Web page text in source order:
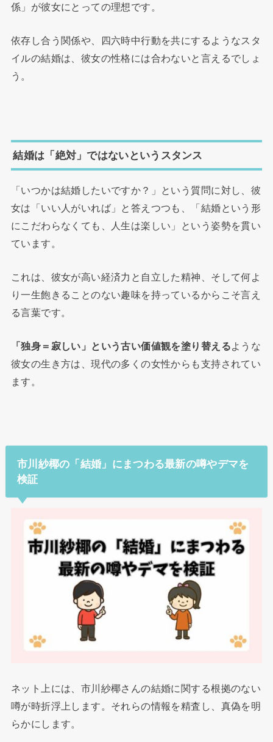
係」が彼女にとっての理想です。
依存し合う関係や、四六時中行動を共にするようなスタ
イルの結婚は、彼女の性格には合わないと言えるでしょ
う。
結婚は「絶対」ではないというスタンス
「いつかは結婚したいですか？」という質問に対し、彼
女は「いい人がいれば」と答えつつも、「結婚という形
にこだわらなくても、人生は楽しい」という姿勢を貫い
ています。
これは、彼女が高い経済力と自立した精神、そして何よ
り一生飽きることのない趣味を持っているからこそ言え
る言葉です。
「独身＝寂しい」という古い価値観を塗り替えるような
彼女の生き方は、現代の多くの女性からも支持されてい
ます。
市川紗椰の「結婚」にまつわる最新の噂やデマを
検証
ネット上には、市川紗椰さんの結婚に関する根拠のない
噂が時折浮上します。それらの情報を精査し、真偽を明
らかにします。